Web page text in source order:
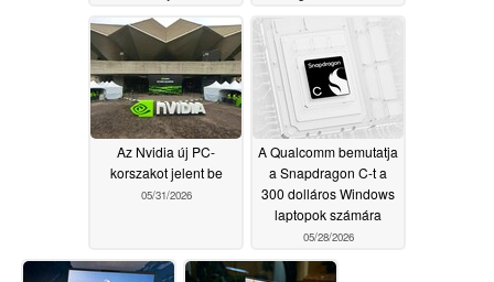
két SSD foglalattal
06/01/2026
Windows miatt, mondja
a bennfentes
05/31/2026
Az Nvidia új PC-
korszakot jelent be
05/31/2026
A Qualcomm bemutatja
a Snapdragon C-t a
300 dolláros Windows
laptopok számára
05/28/2026